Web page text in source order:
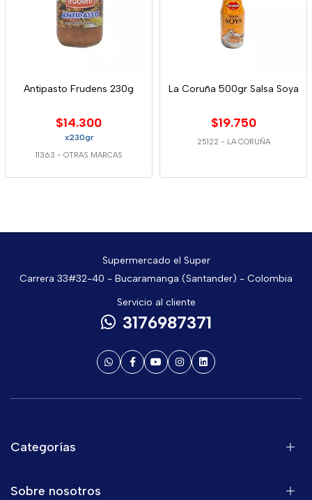
Antipasto Frudens 230g
$14.300
x230gr
11363 - OTRAS MARCAS
La Coruña 500gr Salsa Soya
$19.750
25122 - LA CORUÑA
Supermercado el Super
Carrera 33#32-40 - Bucaramanga (Santander) - Colombia
Servicio al cliente
3176987371
Categorías
Sobre nosotros